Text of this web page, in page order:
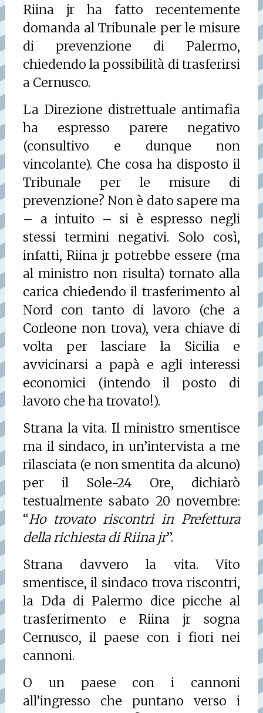
Riina jr ha fatto recentemente
domanda al Tribunale per le misure
di prevenzione di Palermo,
chiedendo la possibilità di trasferirsi
a Cernusco.
La Direzione distrettuale antimafia
ha espresso parere negativo
(consultivo e dunque non
vincolante). Che cosa ha disposto il
Tribunale per le misure di
prevenzione? Non è dato sapere ma
– a intuito – si è espresso negli
stessi termini negativi. Solo così,
infatti, Riina jr potrebbe essere (ma
al ministro non risulta) tornato alla
carica chiedendo il trasferimento al
Nord con tanto di lavoro (che a
Corleone non trova), vera chiave di
volta per lasciare la Sicilia e
avvicinarsi a papà e agli interessi
economici (intendo il posto di
lavoro che ha trovato!).
Strana la vita. Il ministro smentisce
ma il sindaco, in un’intervista a me
rilasciata (e non smentita da alcuno)
per il Sole-24 Ore, dichiarò
testualmente sabato 20 novembre:
“Ho trovato riscontri in Prefettura
della richiesta di Riina jr”.
Strana davvero la vita. Vito
smentisce, il sindaco trova riscontri,
la Dda di Palermo dice picche al
trasferimento e Riina jr sogna
Cernusco, il paese con i fiori nei
cannoni.
O un paese con i cannoni
all’ingresso che puntano verso i